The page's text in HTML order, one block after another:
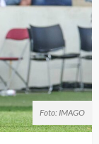
Foto: IMAGO